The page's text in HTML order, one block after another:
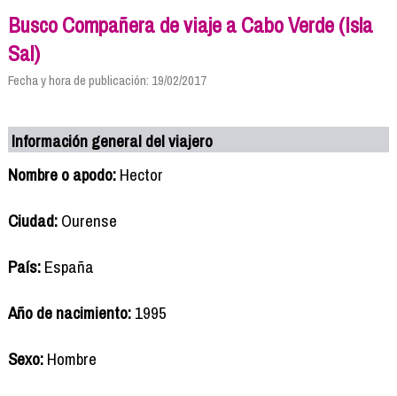
Busco Compañera de viaje a Cabo Verde (Isla
Sal)
Fecha y hora de publicación: 19/02/2017
Información general del viajero
Nombre o apodo:Hector
Ciudad:Ourense
País:España
Año de nacimiento:1995
Sexo:Hombre